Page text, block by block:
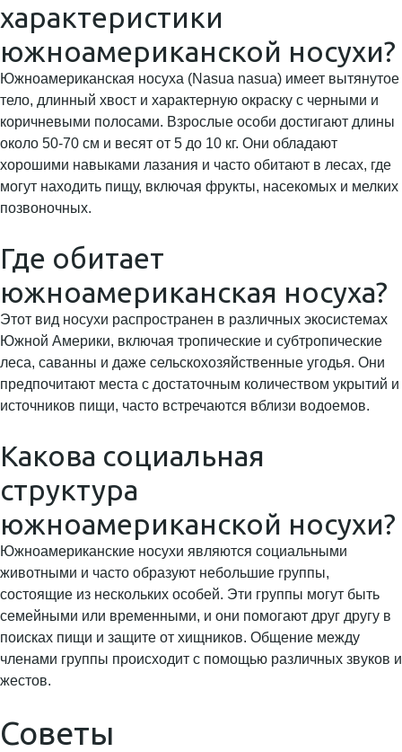
характеристики
южноамериканской носухи?
Южноамериканская носуха (Nasua nasua) имеет вытянутое
тело, длинный хвост и характерную окраску с черными и
коричневыми полосами. Взрослые особи достигают длины
около 50-70 см и весят от 5 до 10 кг. Они обладают
хорошими навыками лазания и часто обитают в лесах, где
могут находить пищу, включая фрукты, насекомых и мелких
позвоночных.
Где обитает
южноамериканская носуха?
Этот вид носухи распространен в различных экосистемах
Южной Америки, включая тропические и субтропические
леса, саванны и даже сельскохозяйственные угодья. Они
предпочитают места с достаточным количеством укрытий и
источников пищи, часто встречаются вблизи водоемов.
Какова социальная
структура
южноамериканской носухи?
Южноамериканские носухи являются социальными
животными и часто образуют небольшие группы,
состоящие из нескольких особей. Эти группы могут быть
семейными или временными, и они помогают друг другу в
поисках пищи и защите от хищников. Общение между
членами группы происходит с помощью различных звуков и
жестов.
Советы